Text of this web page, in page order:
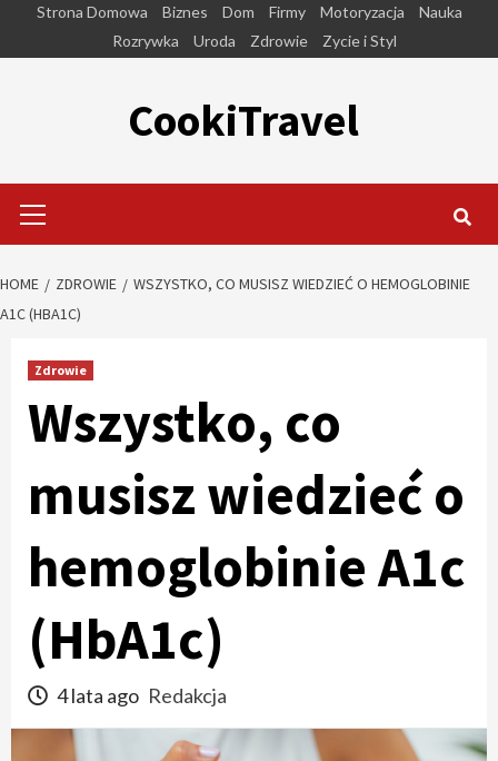
Strona Domowa Biznes Dom Firmy Motoryzacja
Nauka
Rozrywka
Uroda Zdrowie Zycie i Styl
CookiTravel
Menu
HOME ZDROWIE
WSZYSTKO, CO MUSISZ WIEDZIEĆ O HEMOGLOBINIE
A1C (HBA1C)
Zdrowie
Wszystko, co
musisz wiedzieć o
hemoglobinie A1c
(HbA1c)
4 lata ago Redakcja